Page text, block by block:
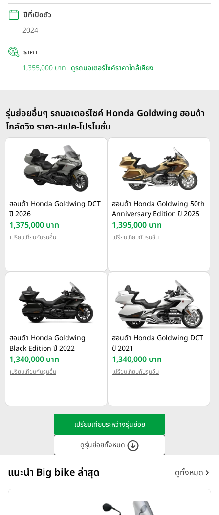
ปีที่เปิดตัว
2024
ราคา
1,355,000 บาท ดูรถมอเตอร์ไซค์ราคาใกล้เคียง
รุ่นย่อยอื่นๆ รถมอเตอร์ไซค์ Honda Goldwing ฮอนด้า
โกล์ดวิง ราคา-สเปค-โปรโมชั่น
ฮอนด้า Honda Goldwing DCT
ปี 2026
1,375,000 บาท
เปรียบเทียบกับรุ่นอื่น
ฮอนด้า Honda Goldwing 50th
Anniversary Edition ปี 2025
1,395,000 บาท
เปรียบเทียบกับรุ่นอื่น
ฮอนด้า Honda Goldwing
Black Edition ปี 2022
1,340,000 บาท
เปรียบเทียบกับรุ่นอื่น
ฮอนด้า Honda Goldwing DCT
ปี 2021
1,340,000 บาท
เปรียบเทียบกับรุ่นอื่น
เปรียบเทียบระหว่างรุ่นย่อย
ดูรุ่นย่อยทั้งหมด
แนะนำ Big bike ล่าสุด ดูทั้งหมด